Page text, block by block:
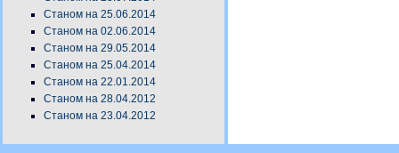
Станом на 25.06.2014
Станом на 02.06.2014
Станом на 29.05.2014
Станом на 25.04.2014
Станом на 22.01.2014
Станом на 28.04.2012
Станом на 23.04.2012